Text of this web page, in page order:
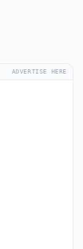
ADVERTISE HERE